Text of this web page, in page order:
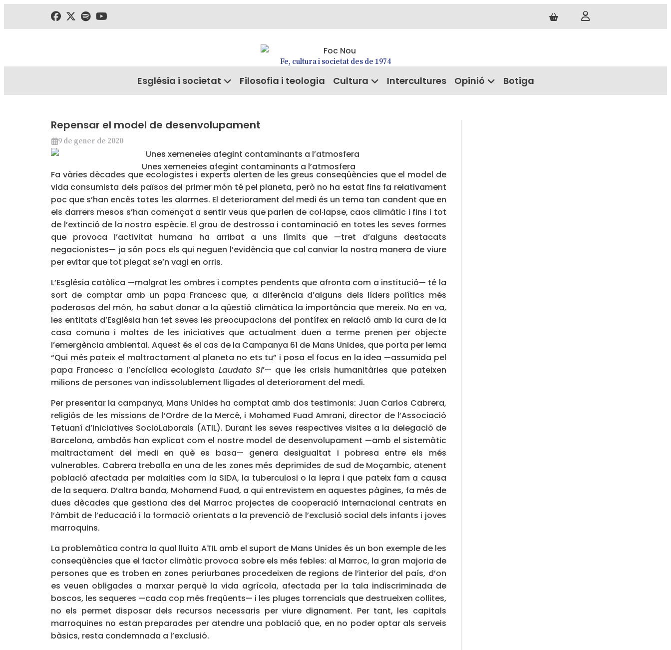
Fe, cultura i societat des de 1974
Església i societat Filosofia i teologia Cultura Intercultures Opinió Botiga
Repensar el model de desenvolupament
9 de gener de 2020
Unes xemeneies afegint contaminants a l’atmosfera
Fa vàries dècades que ecologistes i experts alerten de les greus conseqüències que el model de
vida consumista dels països del primer món té pel planeta, però no ha estat fins fa relativament
poc que s’han encès totes les alarmes. El deteriorament del medi és un tema tan candent que en
els darrers mesos s’han començat a sentir veus que parlen de col·lapse, caos climàtic i fins i tot
de l’extinció de la nostra espècie. El grau de destrossa i contaminació en totes les seves formes
que provoca l’activitat humana ha arribat a uns límits que —tret d’alguns destacats
negacionistes— ja són pocs els qui neguen l’evidència que cal canviar la nostra manera de viure
per evitar que tot plegat se’n vagi en orris.
L’Església catòlica —malgrat les ombres i comptes pendents que afronta com a institució— té la
sort de comptar amb un papa Francesc que, a diferència d’alguns dels líders polítics més
poderosos del món, ha sabut donar a la qüestió climàtica la importància que mereix. No en va,
les entitats d’Església han fet seves les preocupacions del pontífex en relació amb la cura de la
casa comuna i moltes de les iniciatives que actualment duen a terme prenen per objecte
l’emergència ambiental. Aquest és el cas de la Campanya 61 de Mans Unides, que porta per lema
“Qui més pateix el maltractament al planeta no ets tu” i posa el focus en la idea —assumida pel
papa Francesc a l’encíclica ecologista Laudato Si’— que les crisis humanitàries que pateixen
milions de persones van indissolublement lligades al deteriorament del medi.
Per presentar la campanya, Mans Unides ha comptat amb dos testimonis: Juan Carlos Cabrera,
religiós de les missions de l’Ordre de la Mercè, i Mohamed Fuad Amrani, director de l’Associació
Tetuaní d’Iniciatives SocioLaborals (ATIL). Durant les seves respectives visites a la delegació de
Barcelona, ambdós han explicat com el nostre model de desenvolupament —amb el sistemàtic
maltractament del medi en què es basa— genera desigualtat i pobresa entre els més
vulnerables. Cabrera treballa en una de les zones més deprimides de sud de Moçambic, atenent
població afectada per malalties com la SIDA, la tuberculosi o la lepra i que pateix fam a causa
de la sequera. D’altra banda, Mohamend Fuad, a qui entrevistem en aquestes pàgines, fa més de
dues dècades que gestiona des del Marroc projectes de cooperació internacional centrats en
l’àmbit de l’educació i la formació orientats a la prevenció de l’exclusió social dels infants i joves
marroquins.
La problemàtica contra la qual lluita ATIL amb el suport de Mans Unides és un bon exemple de les
conseqüències que el factor climàtic provoca sobre els més febles: al Marroc, la gran majoria de
persones que es troben en zones periurbanes procedeixen de regions de l’interior del país, d’on
es veuen obligades a marxar perquè la vida agrícola, afectada per la tala indiscriminada de
boscos, les sequeres —cada cop més freqüents— i les pluges torrencials que destrueixen collites,
no els permet disposar dels recursos necessaris per viure dignament. Per tant, les capitals
marroquines no estan preparades per atendre una població que, en no poder optar als serveis
bàsics, resta condemnada a l’exclusió.